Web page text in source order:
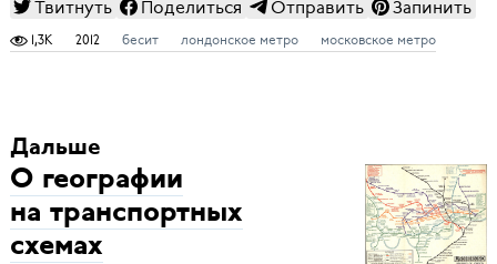
Твитнуть
Поделиться Отправить Запинить
1,3K 2012 бесит лондонское метро московское метро
Дальше
О географии
на транспортных
схемах